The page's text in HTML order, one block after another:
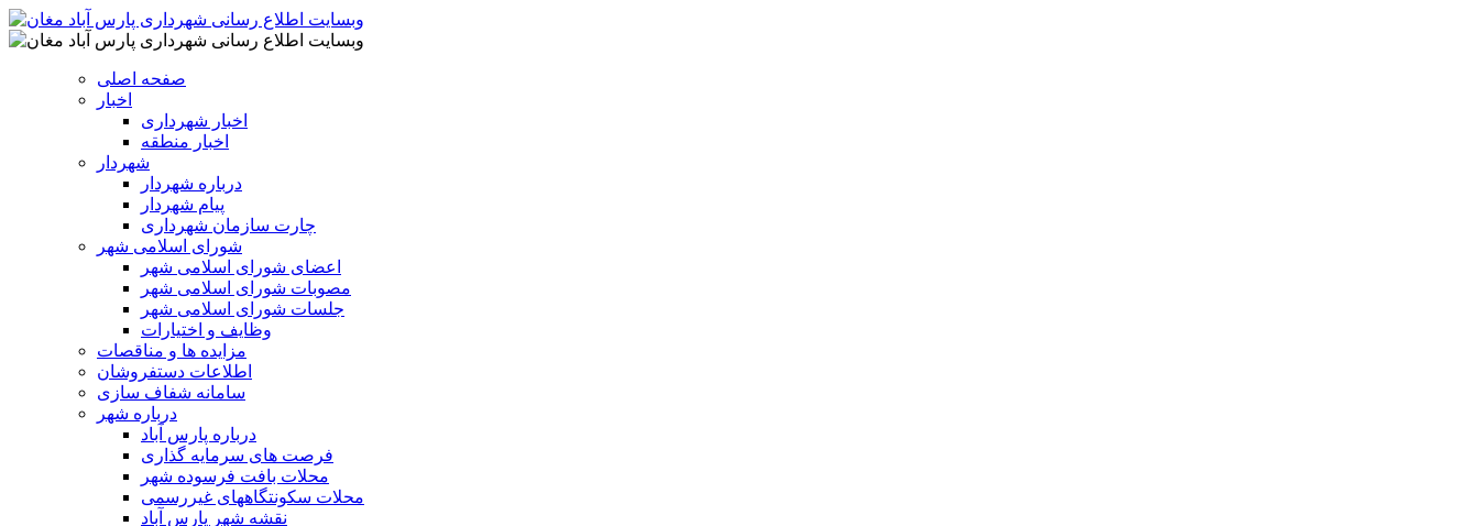
صفحه اصلی
اخبار
اخبار شهرداری
اخبار منطقه
شهردار
درباره شهردار
پیام شهردار
چارت سازمان شهرداری
شورای اسلامی شهر
اعضای شورای اسلامی شهر
مصوبات شورای اسلامی شهر
جلسات شورای اسلامی شهر
وظایف و اختیارات
مزایده ها و مناقصات
اطلاعات دستفروشان
سامانه شفاف سازی
درباره شهر
درباره پارس آباد
فرصت های سرمایه گذاری
محلات بافت فرسوده شهر
محلات سکونتگاههای غیررسمی
نقشه شهر پارس آباد